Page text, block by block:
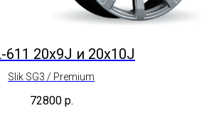
611 20x9J и 20x10J
Slik SG3 / Premium
72800 р.